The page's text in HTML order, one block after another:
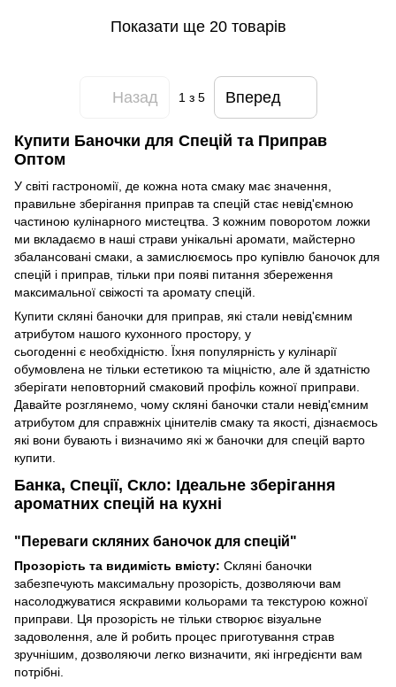
Показати ще 20 товарів
Назад 1з 5 Вперед
Купити Баночки для Спецій та Приправ
Оптом
У світі гастрономії, де кожна нота смаку має значення,
правильне зберігання приправ та спецій стає невід'ємною
частиною кулінарного мистецтва. З кожним поворотом ложки
ми вкладаємо в наші страви унікальні аромати, майстерно
збалансовані смаки, а замислюємось про купівлю баночок для
спецій і приправ, тільки при появі питання збереження
максимальної свіжості та аромату спецій.
Купити скляні баночки для приправ, які стали невід'ємним
атрибутом нашого кухонного простору, у
сьогоденні є необхідністю. Їхня популярність у кулінарії
обумовлена не тільки естетикою та міцністю, але й здатністю
зберігати неповторний смаковий профіль кожної приправи.
Давайте розглянемо, чому скляні баночки стали невід'ємним
атрибутом для справжніх цінителів смаку та якості, дізнаємось
які вони бувають і визначимо які ж баночки для спецій варто
купити.
Банка, Спеції, Скло: Ідеальне зберігання
ароматних спецій на кухні
"Переваги скляних баночок для спецій"
Прозорість та видимість вмісту: Скляні баночки
забезпечують максимальну прозорість, дозволяючи вам
насолоджуватися яскравими кольорами та текстурою кожної
приправи. Ця прозорість не тільки створює візуальне
задоволення, але й робить процес приготування страв
зручнішим, дозволяючи легко визначити, які інгредієнти вам
потрібні.